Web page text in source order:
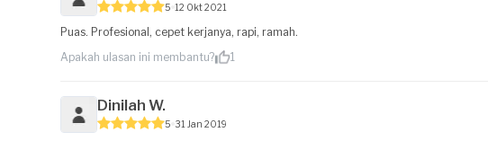
5 12 Okt 2021
Puas. Profesional, cepet kerjanya, rapi, ramah.
Apakah ulasan ini membantu?
1
Dinilah W.
5 31 Jan 2019